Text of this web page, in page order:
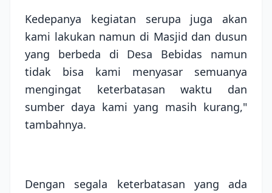
Kedepanya kegiatan serupa juga akan
kami lakukan namun di Masjid dan dusun
yang berbeda di Desa Bebidas namun
tidak bisa kami menyasar semuanya
mengingat keterbatasan waktu dan
sumber daya kami yang masih kurang,"
tambahnya.
Dengan segala keterbatasan yang ada